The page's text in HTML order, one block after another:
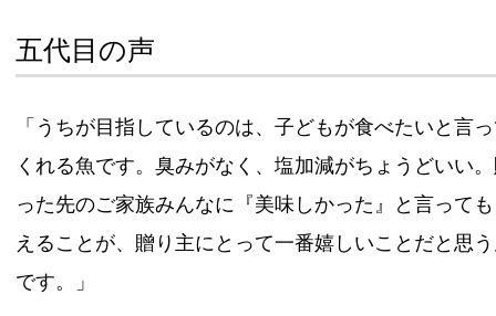
五代目の声
「うちが目指しているのは、子どもが食べたいと言
くれる魚です。臭みがなく、塩加減がちょうどいい
った先のご家族みんなに『美味しかった』と言って
えることが、贈り主にとって一番嬉しいことだと思
です。」